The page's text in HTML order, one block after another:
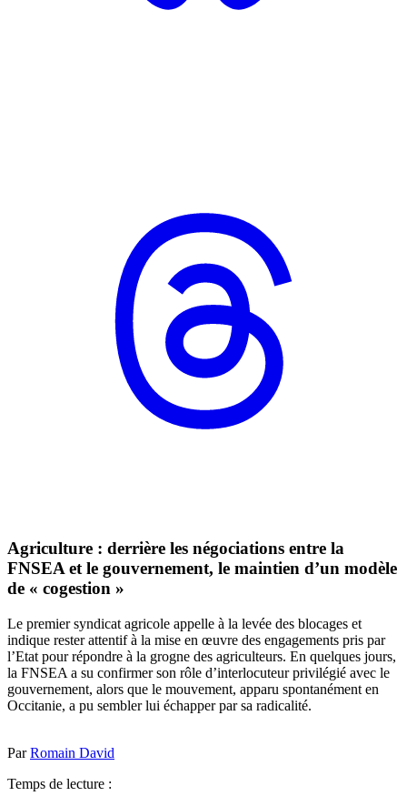
Agriculture : derrière les négociations entre la
FNSEA et le gouvernement, le maintien d’un modèle
de « cogestion »
Le premier syndicat agricole appelle à la levée des blocages et
indique rester attentif à la mise en œuvre des engagements pris par
l’Etat pour répondre à la grogne des agriculteurs. En quelques jours,
la FNSEA a su confirmer son rôle d’interlocuteur privilégié avec le
gouvernement, alors que le mouvement, apparu spontanément en
Occitanie, a pu sembler lui échapper par sa radicalité.
ParRomain David
Temps de lecture :